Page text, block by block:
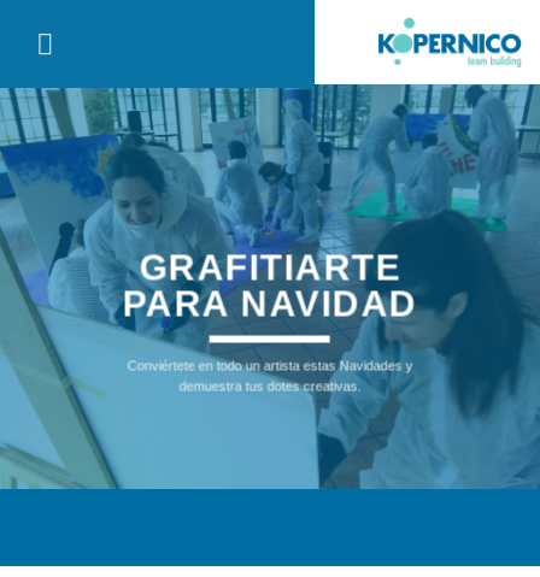
GRAFITIARTE
PARA NAVIDAD
Conviértete en todo un artista estas Navidades y
demuestra tus dotes creativas.